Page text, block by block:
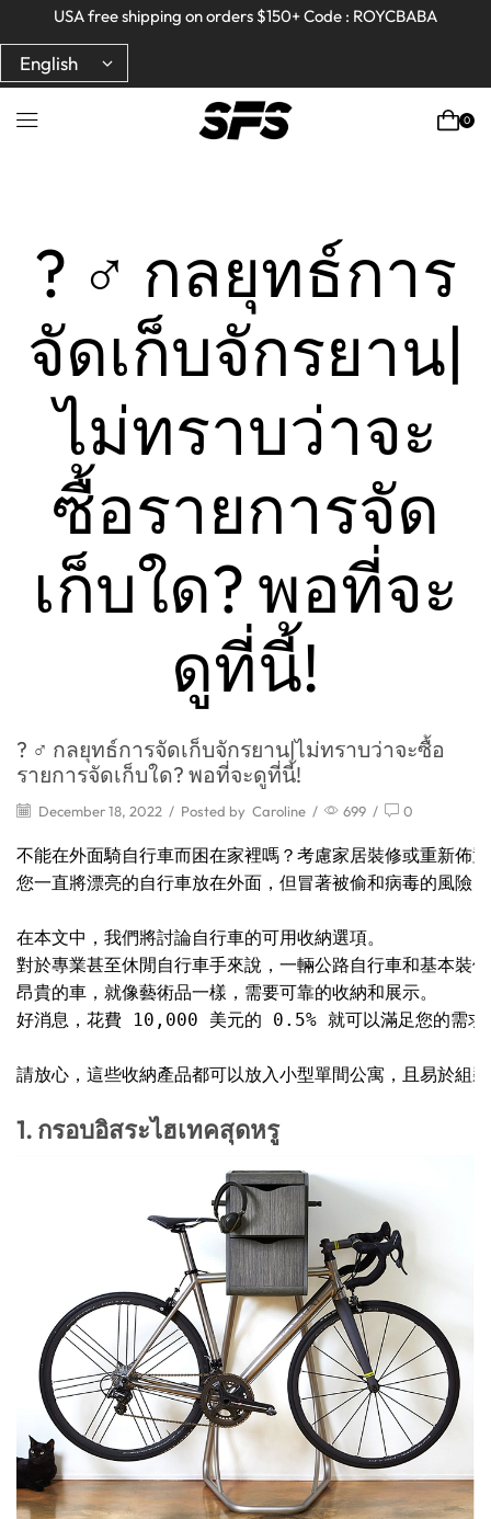
Full refund on any products!
USA free shipping on orders $150+ Code : ROYCBABA
Full refund on any products!
USA free shipping on orders $150+ Code : ROYCBABA
0
? ♂️ กลยุทธ์การ
จัดเก็บจักรยาน|
ไม่ทราบว่าจะ
ซื้อรายการจัด
เก็บใด? พอที่จะ
ดูที่นี้!
? ♂️ กลยุทธ์การจัดเก็บจักรยาน|ไม่ทราบว่าจะซื้อ
รายการจัดเก็บใด? พอที่จะดูที่นี้!
December 18, 2022 / Posted by Caroline / 699 / 0
不能在外面騎自行車而困在家裡嗎？考慮家居裝修或重新佈
您一直將漂亮的自行車放在外面，但冒著被偷和病毒的風險？
對於專業甚至休閒自行車手來說，一輛公路自行車和基本
昂貴的車，就像藝術品一樣，需​​要可靠的收納和展示。
好消息，花費 10,000 美元的 0.5% 就可以滿足您的需求
請放心，這些收納產品都可以放入小型單間公寓，且易於組
1. กรอบอิสระไฮเทคสุดหรู